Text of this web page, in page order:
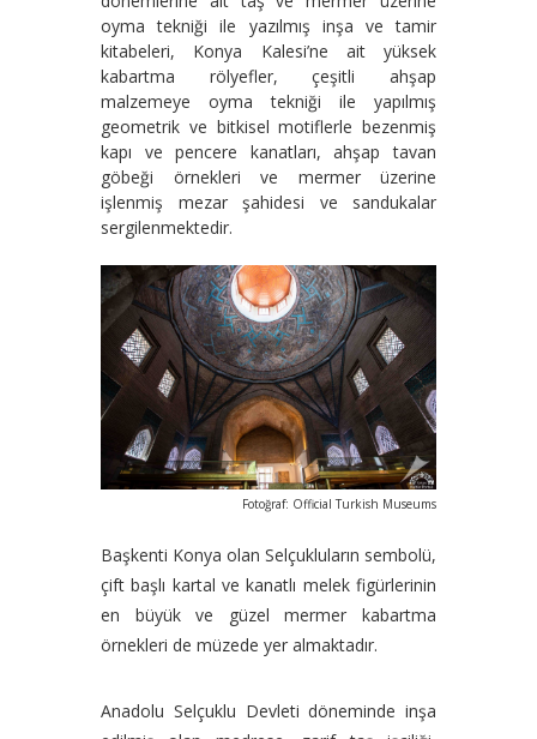
oyma tekniği ile yazılmış inşa ve tamir
kitabeleri, Konya Kalesi’ne ait yüksek
kabartma rölyefler, çeşitli ahşap
malzemeye oyma tekniği ile yapılmış
geometrik ve bitkisel motiflerle bezenmiş
kapı ve pencere kanatları, ahşap tavan
göbeği örnekleri ve mermer üzerine
işlenmiş mezar şahidesi ve sandukalar
sergilenmektedir.
Fotoğraf: Official Turkish Museums
Başkenti Konya olan Selçukluların sembolü,
çift başlı kartal ve kanatlı melek figürlerinin
en büyük ve güzel mermer kabartma
örnekleri de müzede yer almaktadır.
Anadolu Selçuklu Devleti döneminde inşa